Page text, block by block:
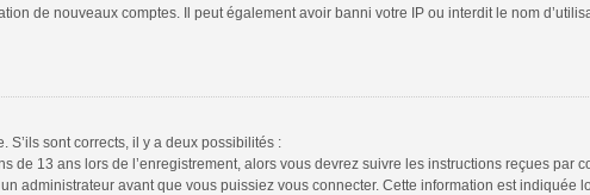
de nouveaux comptes. Il peut également avoir banni votre IP ou interdit le nom
S’ils sont corrects, il y a deux possibilités :
de 13 ans lors de l’enregistrement, alors vous devrez suivre les instructions reçues par
administrateur avant que vous puissiez vous connecter. Cette information est indiquée